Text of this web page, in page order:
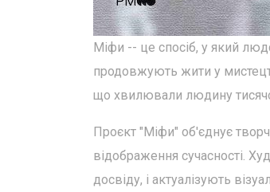
Міфи -- це спосіб, у який
продовжують жити у
що хвилювали людину
Проєкт "Міфи" об'єднує
відображення сучасності.
досвіду, і актуалізують